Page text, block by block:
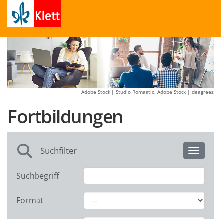
Adobe Stock | Studio Romantic, Adobe Stock | deagreez
Fortbildungen
Toggle
Suchfilter
Suchbegriff
Format